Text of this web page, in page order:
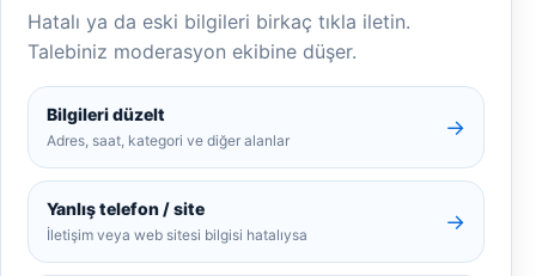
Hatalı ya da eski bilgileri birkaç tıkla iletin.
Talebiniz moderasyon ekibine düşer.
Bilgileri düzelt
Adres, saat, kategori ve diğer alanlar
→
Yanlış telefon / site
İletişim veya web sitesi bilgisi hatalıysa
→